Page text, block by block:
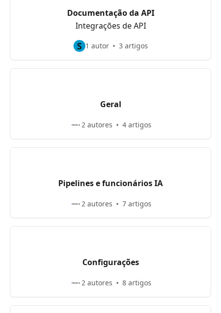
Documentação da API
Integrações de API
S 1 autor 3 artigos
Geral
2 autores 4 artigos
Pipelines e funcionários IA
2 autores 7 artigos
Configurações
2 autores 8 artigos